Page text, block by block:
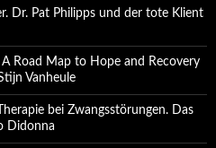
Dr. Pat Philipps und der tote Klient
Road Map to Hope and Recovery
Vanheule
bei Zwangsstörungen. Das
Didonna